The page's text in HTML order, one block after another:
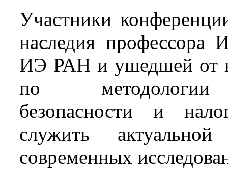
Участники
наследия профессора
ИЭ РАН и ушедшей от
по методологии
безопасности и
служить
современных